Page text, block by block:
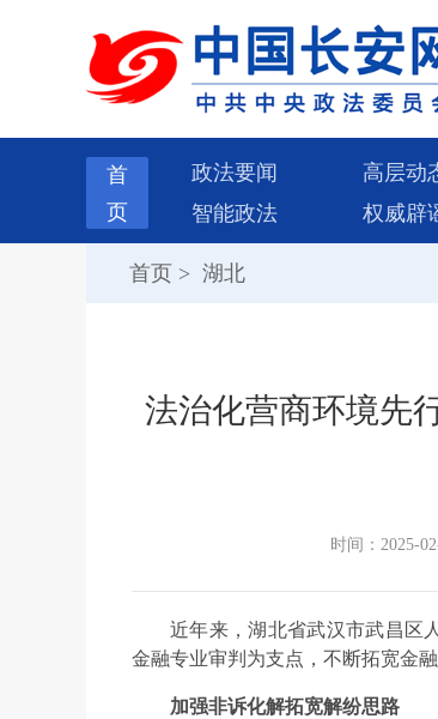
首
页
政法要闻 高层动
智能政法
权威辟
首页 > 湖北
法治化营商环境先
时间：2025-
近年来，湖北省武汉市武昌区
金融专业审判为支点，不断拓宽金
加强非诉化解拓宽解纷思路